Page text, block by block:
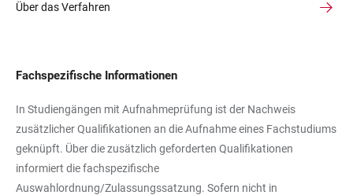
Über das Verfahren
Fachspezifische Informationen
In Studiengängen mit Aufnahmeprüfung ist der Nachweis
zusätzlicher Qualifikationen an die Aufnahme eines Fachstudiums
geknüpft. Über die zusätzlich geforderten Qualifikationen
informiert die fachspezifische
Auswahlordnung/Zulassungssatzung. Sofern nicht in